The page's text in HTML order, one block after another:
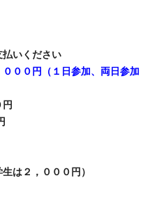
いください
００円（１日参加、両日参加
は２，０００円）